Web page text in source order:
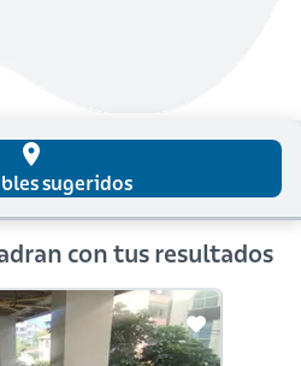
place
sugeridos
con tus resultados